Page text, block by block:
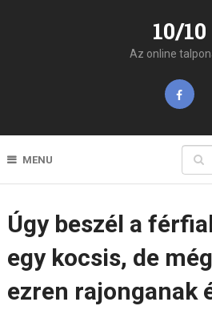
10/10
Az online
MENU
Úgy beszél a
egy kocsis, de
ezren rajonganak